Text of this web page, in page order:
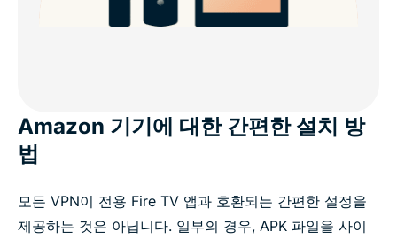
Amazon 기기에 대한 간편한 설치 방
법
모든 VPN이 전용 Fire TV 앱과 호환되는 간편한 설정을
제공하는 것은 아닙니다. 일부의 경우, APK 파일을 사이